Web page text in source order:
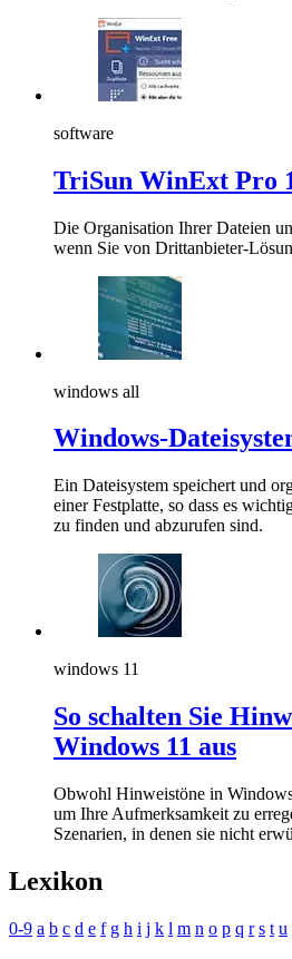
software
TriSun WinExt Pro
Die Organisation Ihrer Dateien
wenn Sie von Drittanbieter-
windows all
Windows-
Ein Dateisystem speichert und
einer Festplatte, so dass es
zu finden und abzurufen sind.
windows 11
So schalten Sie
Windows 11 aus
Obwohl Hinweistöne in
um Ihre Aufmerksamkeit zu
Szenarien, in denen sie nicht
Lexikon
0-9 a b c d e f g h i j k l m n o p q r s t u